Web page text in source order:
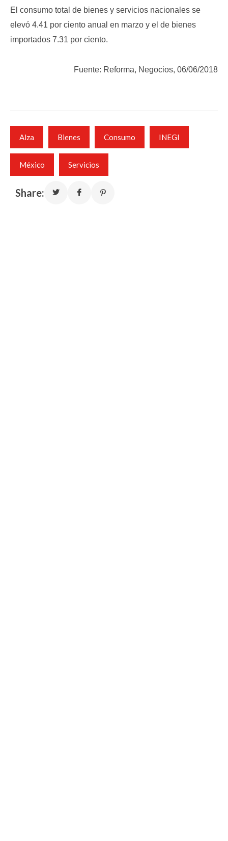
El consumo total de bienes y servicios nacionales se
elevó 4.41 por ciento anual en marzo y el de bienes
importados 7.31 por ciento.
Fuente: Reforma, Negocios, 06/06/2018
Alza Bienes Consumo INEGI
México Servicios
Share: